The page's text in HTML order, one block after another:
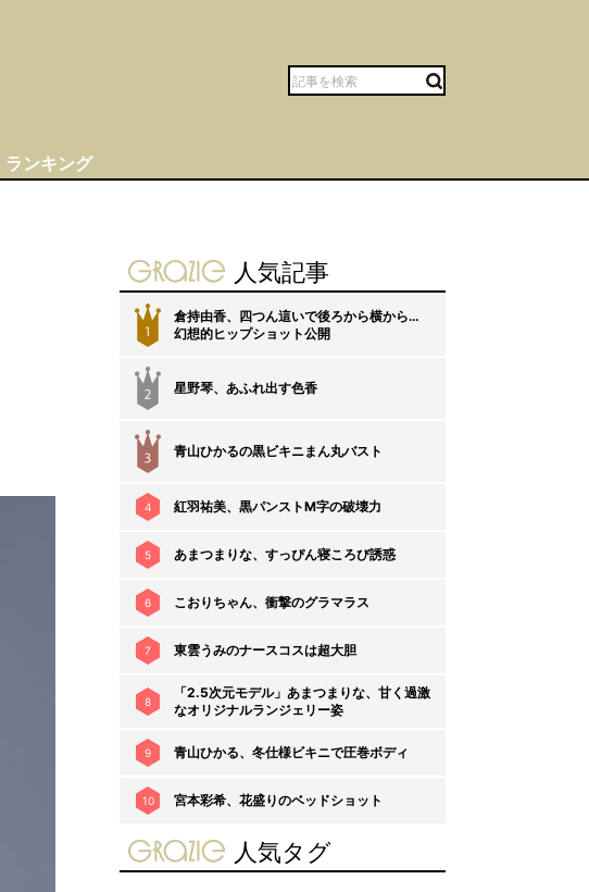
ランキング
gravure-grazie
人気記事
1
倉持由香、四つん這いで後ろから横から…
幻想的ヒップショット公開
星野琴、あふれ出す色香
青山ひかるの黒ビキニまん丸バスト
4 紅羽祐美、黒パンストM字の破壊力
5 あまつまりな、すっぴん寝ころび誘惑
6 こおりちゃん、衝撃のグラマラス
7 東雲うみのナースコスは超大胆
8
「2.5次元モデル」あまつまりな、甘く過激
なオリジナルランジェリー姿
9 青山ひかる、冬仕様ビキニで圧巻ボディ
10 宮本彩希、花盛りのベッドショット
gravure-grazie
人気タグ